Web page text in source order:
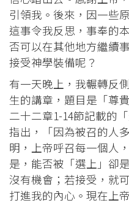
引領我。後來，因一些
這事令我反思，事奉的
否可以在其他地方繼續
接受神學裝備呢？
有一天晚上，我輾轉反
生的講章，題目是「尊
二十二章1-14節記載的
指出，「因為被召的人
明，上帝呼召每一個人
是，能否被「選上」卻
沒有機會；若接受，就
打進我的內心。現在上